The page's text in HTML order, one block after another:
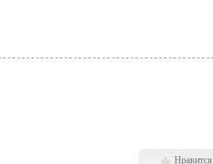
Нравится